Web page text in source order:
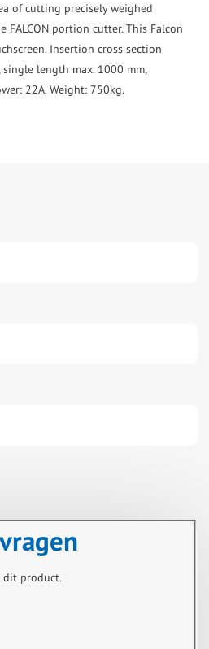
of cutting precisely weighed
FALCON portion cutter. This Falcon
Insertion cross section
length max. 1000 mm,
22A. Weight: 750kg.
dit product.